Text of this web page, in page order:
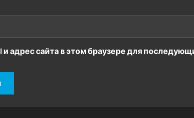
и адрес сайта в этом браузере для